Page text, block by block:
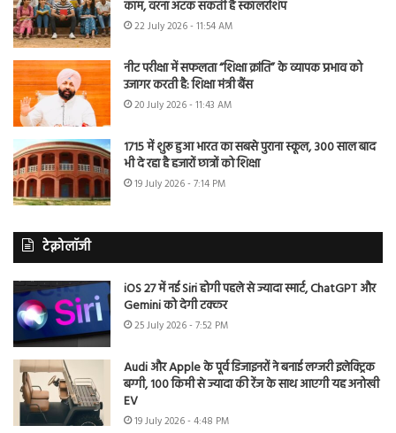
काम, वरना अटक सकती है स्कॉलरशिप
22 July 2026 - 11:54 AM
नीट परीक्षा में सफलता “शिक्षा क्रांति” के व्यापक प्रभाव को
उजागर करती है: शिक्षा मंत्री बैंस
20 July 2026 - 11:43 AM
1715 में शुरू हुआ भारत का सबसे पुराना स्कूल, 300 साल बाद
भी दे रहा है हजारों छात्रों को शिक्षा
19 July 2026 - 7:14 PM
टेक्नोलॉजी
iOS 27 में नई Siri होगी पहले से ज्यादा स्मार्ट, ChatGPT और
Gemini को देगी टक्कर
25 July 2026 - 7:52 PM
Audi और Apple के पूर्व डिजाइनरों ने बनाई लग्जरी इलेक्ट्रिक
बग्गी, 100 किमी से ज्यादा की रेंज के साथ आएगी यह अनोखी
EV
19 July 2026 - 4:48 PM